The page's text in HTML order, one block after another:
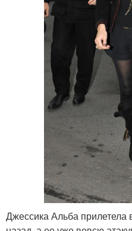
Джессика Альба прилетела